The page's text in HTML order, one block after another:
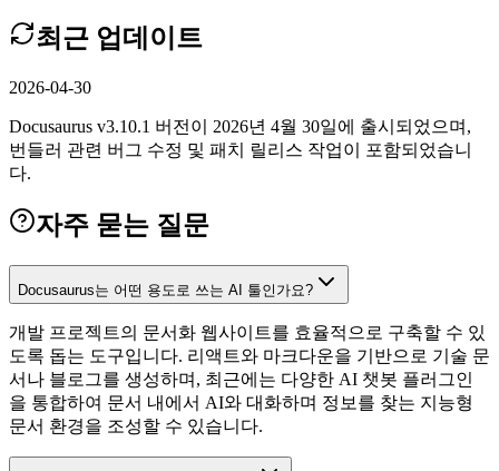
최근 업데이트
2026-04-30
Docusaurus v3.10.1 버전이 2026년 4월 30일에 출시되었으며,
번들러 관련 버그 수정 및 패치 릴리스 작업이 포함되었습니
다.
자주 묻는 질문
Docusaurus는 어떤 용도로 쓰는 AI 툴인가요?
개발 프로젝트의 문서화 웹사이트를 효율적으로 구축할 수 있
도록 돕는 도구입니다. 리액트와 마크다운을 기반으로 기술 문
서나 블로그를 생성하며, 최근에는 다양한 AI 챗봇 플러그인
을 통합하여 문서 내에서 AI와 대화하며 정보를 찾는 지능형
문서 환경을 조성할 수 있습니다.